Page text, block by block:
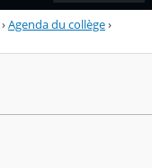
›Agenda du collège›